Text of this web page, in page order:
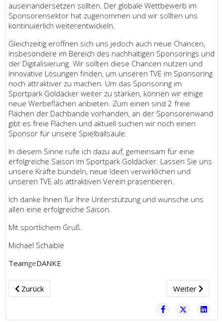
auseinandersetzen sollten. Der globale Wettbewerb im
Sponsorensektor hat zugenommen und wir sollten uns
kontinuierlich weiterentwickeln.
Gleichzeitig eröffnen sich uns jedoch auch neue Chancen,
insbesondere im Bereich des nachhaltigen Sponsorings und
der Digitalisierung. Wir sollten diese Chancen nutzen und
innovative Lösungen finden, um unseren TVE im Sponsoring
noch attraktiver zu machen. Um das Sponsoring im
Sportpark Goldäcker weiter zu stärken, können wir einige
neue Werbeflächen anbieten. Zum einen sind 2 freie
Flächen der Dachbande vorhanden, an der Sponsorenwand
gibt es freie Flächen und aktuell suchen wir noch einen
Sponsor für unsere Spielballsäule.
In diesem Sinne rufe ich dazu auf, gemeinsam für eine
erfolgreiche Saison im Sportpark Goldäcker. Lassen Sie uns
unsere Kräfte bündeln, neue Ideen verwirklichen und
unseren TVE als attraktiven Verein präsentieren.
Ich danke Ihnen für Ihre Unterstützung und wünsche uns
allen eine erfolgreiche Saison.
Mit sportlichem Gruß.
Michael Schaible
TeamgeDANKE
Vorheriger Beitrag: News vom gelb schwarzen Netzwerk…
Zurück Nächster
Weiter